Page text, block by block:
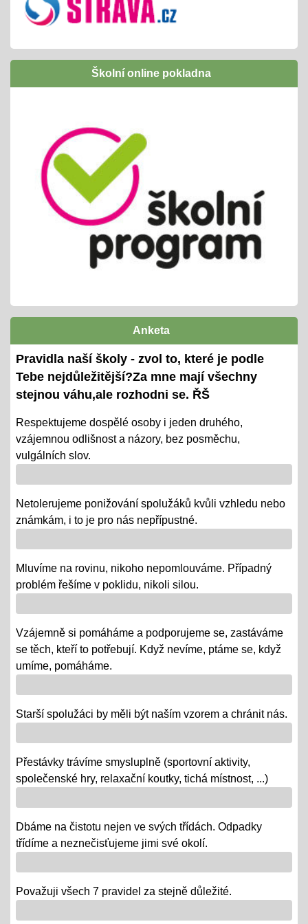
Inovativní vzdělávání /Šablony I OPJAK
01.09.2024
následně budeme žádat zapojení do Šablony
II OPJAK
Letní slavnost
25.06.2024
příprava tradiční celoškolní akce
propojeno do vrstevnického vyučování
variabilní termín dle počasí /25. nebo 26.6.
Pololetní zjišťování a vyhodnocování
výstupů ŠVP pro 2. pololetí
Ověřování výstupů vzd. k 1. pololetí
08.01.2024
- tradiční KP a TP od 8. 1. do 22. 1.
- termíny oznámeny na KOMENS
- DRŽÍME PĚSTI
Vánoce - tradiční projektová výuka
01.12.2018
- po celý ADVENT využijeme projektovou výuku v
letos bez JARMARKU, ale s vrstevnickou výukou ve
VV = "MALÍ UČÍ VELKÉ"
08.10.2018
- vědomostní a výtvarné soutěže
- školní rozhlasové vysílání
Výlety tříd, exkurze
12.06.2018
- od 18. 6. se "chystají" třídy za novými poznatky a
"Maturity" - IX.
06.06.2018
- 6. a 7. 6. = volná témata v prezentacích a "ústní" /
volba otázky - závěrečné zkoušky IX.
Školní online pokladna
Anketa
Pravidla naší školy - zvol to, které je podle
Tebe nejdůležitější?Za mne mají všechny
stejnou váhu,ale rozhodni se. ŘŠ
Respektujeme dospělé osoby i jeden druhého,
vzájemnou odlišnost a názory, bez posměchu,
vulgálních slov.
Netolerujeme ponižování spolužáků kvůli vzhledu nebo
známkám, i to je pro nás nepřípustné.
Mluvíme na rovinu, nikoho nepomlouváme. Případný
problém řešíme v poklidu, nikoli silou.
Vzájemně si pomáháme a podporujeme se, zastáváme
se těch, kteří to potřebují. Když nevíme, ptáme se, když
umíme, pomáháme.
Starší spolužáci by měli být naším vzorem a chránit nás.
Přestávky trávíme smysluplně (sportovní aktivity,
společenské hry, relaxační koutky, tichá místnost, ...)
Dbáme na čistotu nejen ve svých třídách. Odpadky
třídíme a neznečisťujeme jimi své okolí.
Považuji všech 7 pravidel za stejně důležité.